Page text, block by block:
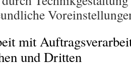
mit
und Dritten